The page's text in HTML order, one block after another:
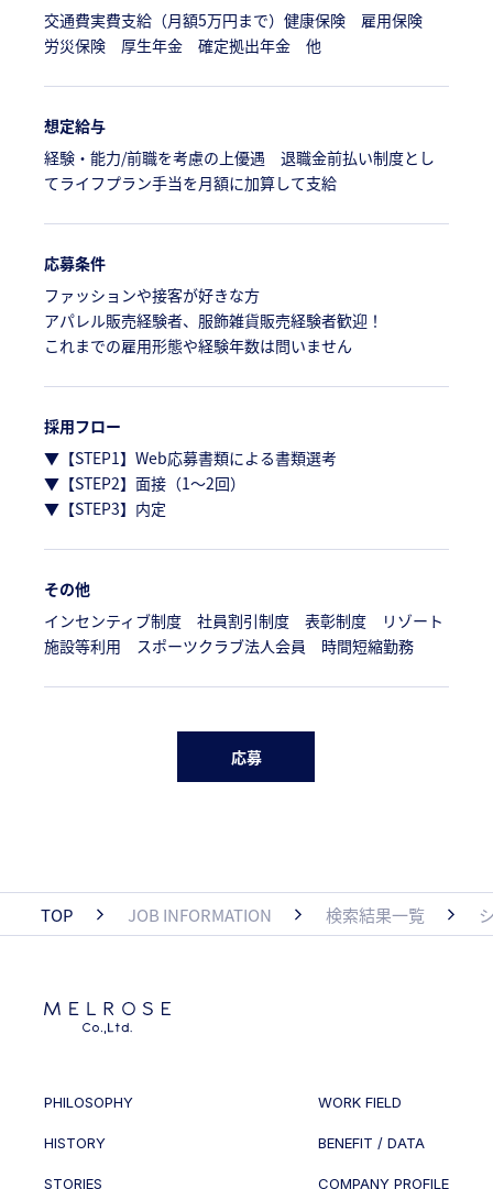
交通費実費支給（月額5万円まで）健康保険 雇用保険
労災保険 厚生年金 確定拠出年金 他
想定給与
経験・能力/前職を考慮の上優遇 退職金前払い制度とし
てライフプラン手当を月額に加算して支給
応募条件
ファッションや接客が好きな方
アパレル販売経験者、服飾雑貨販売経験者歓迎！
これまでの雇用形態や経験年数は問いません
採用フロー
▼【STEP1】Web応募書類による書類選考
▼【STEP2】面接（1～2回）
▼【STEP3】内定
その他
インセンティブ制度 社員割引制度 表彰制度 リゾート
施設等利用 スポーツクラブ法人会員 時間短縮勤務
応募
TOP JOB INFORMATION 検索結果一覧
PHILOSOPHY
HISTORY
STORIES
WORK FIELD
BENEFIT / DATA
COMPANY PROFILE